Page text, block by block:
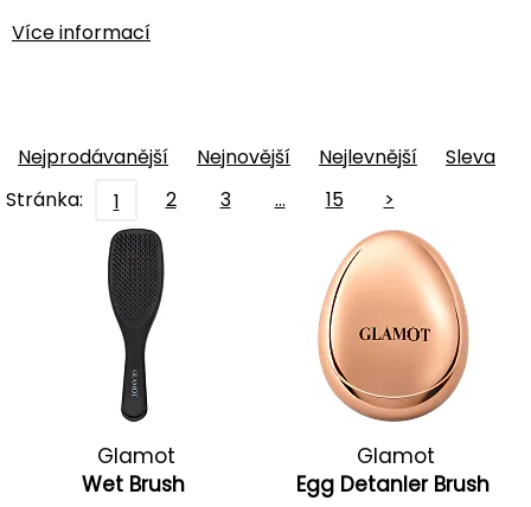
Více informací
Nejprodávanější Nejnovější Nejlevnější
Sleva
Stránka:
1 2 3 … 15 >
Glamot
Wet Brush
Glamot
Egg Detanler Brush